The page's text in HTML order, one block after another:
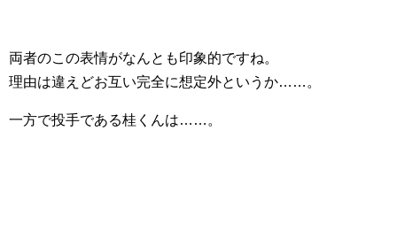
両者のこの表情がなんとも印象的ですね。
理由は違えどお互い完全に想定外というか……。
一方で投手である桂くんは……。